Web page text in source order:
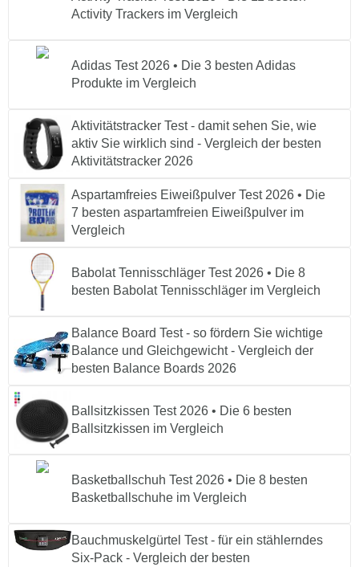
Activity Trackers im Vergleich
Adidas Test 2026 • Die 3 besten Adidas
Produkte im Vergleich
Aktivitätstracker Test - damit sehen Sie, wie
aktiv Sie wirklich sind - Vergleich der besten
Aktivitätstracker 2026
Aspartamfreies Eiweißpulver Test 2026 • Die
7 besten aspartamfreien Eiweißpulver im
Vergleich
Babolat Tennisschläger Test 2026 • Die 8
besten Babolat Tennisschläger im Vergleich
Balance Board Test - so fördern Sie wichtige
Balance und Gleichgewicht - Vergleich der
besten Balance Boards 2026
Ballsitzkissen Test 2026 • Die 6 besten
Ballsitzkissen im Vergleich
Basketballschuh Test 2026 • Die 8 besten
Basketballschuhe im Vergleich
Bauchmuskelgürtel Test - für ein stählerndes
Six-Pack - Vergleich der besten